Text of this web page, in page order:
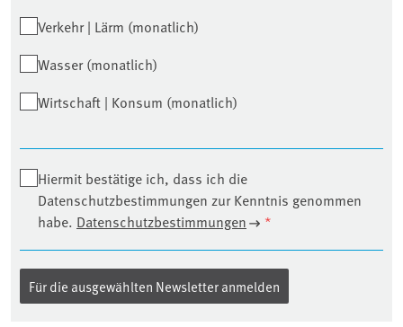
Verkehr | Lärm (monatlich)
Wasser (monatlich)
Wirtschaft | Konsum (monatlich)
Hiermit bestätige ich, dass ich die
Datenschutzbestimmungen zur Kenntnis genommen
habe. Datenschutzbestimmungen *